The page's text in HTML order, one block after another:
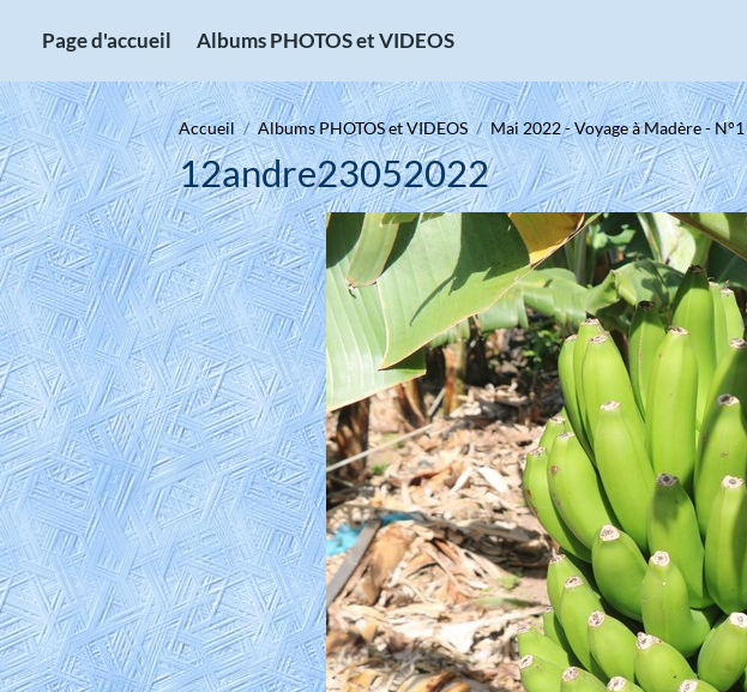
Page d'accueil Albums PHOTOS et VIDEOS
Accueil Albums PHOTOS et VIDEOS Mai 2022 - Voyage à Madère - N°1
12andre23052022